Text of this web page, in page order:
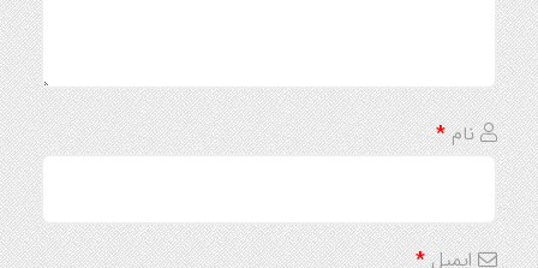
نام*
ایمیل*